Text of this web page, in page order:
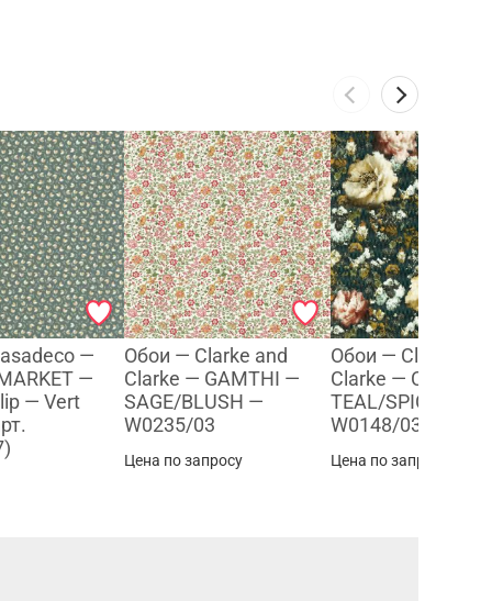
—
—
— Vert
Обои — Clarke and
Clarke — GAMTHI —
SAGE/BLUSH —
W0235/03
Цена по запросу
Обои — Clarke
Clarke — CAMILE
TEAL/SPICE —
W0148/03
Цена по запросу